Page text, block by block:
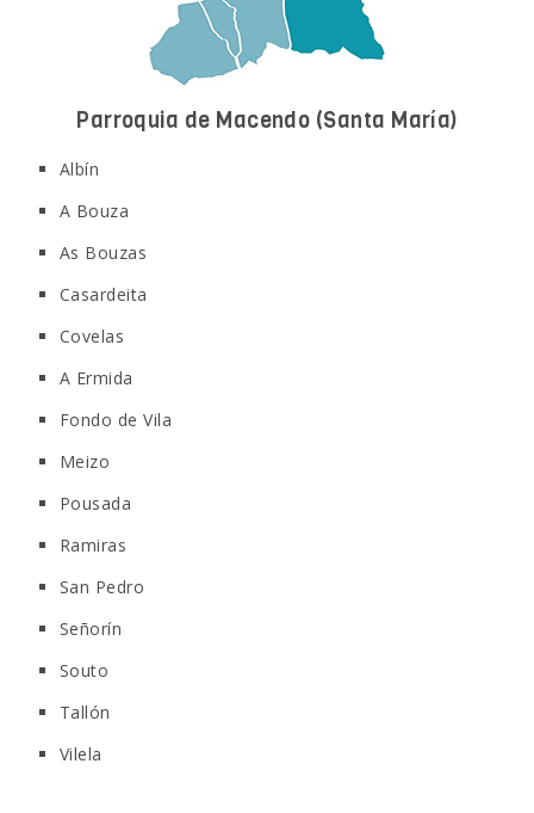
Parroquia de Macendo (Santa María)
Albín
A Bouza
As Bouzas
Casardeita
Covelas
A Ermida
Fondo de Vila
Meizo
Pousada
Ramiras
San Pedro
Señorín
Souto
Tallón
Vilela